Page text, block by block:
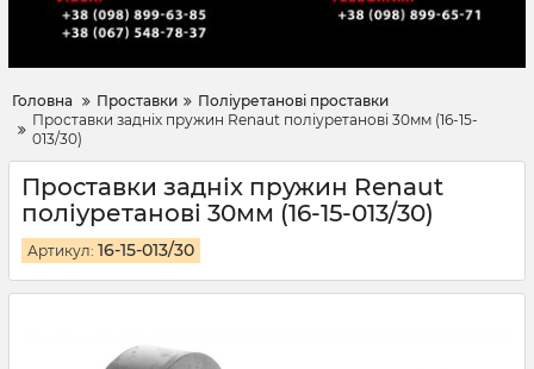
Головна Проставки
Поліуретанові проставки
Проставки задніх пружин Renaut поліуретанові 30мм (16-15-
013/30)
Проставки задніх пружин Renaut
поліуретанові 30мм (16-15-013/30)
Артикул: 16-15-013/30